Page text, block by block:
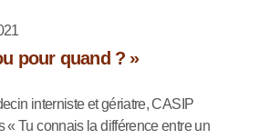
pour quand ? »
interniste et gériatre, CASIP
« Tu connais la différence entre un